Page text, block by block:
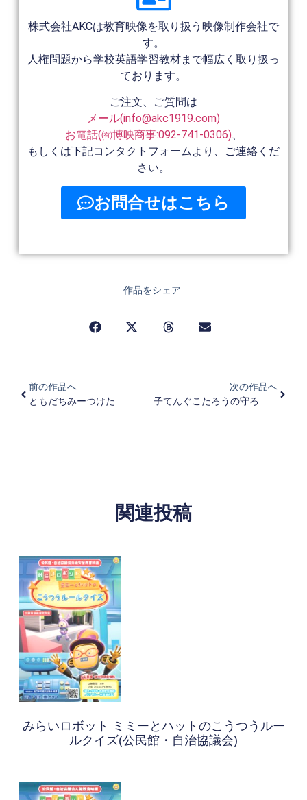
株式会社AKCは教育映像を取り扱う映像制作会社で
す。
人権問題から学校英語学習教材まで幅広く取り扱っ
ております。
ご注文、ご質問は
メール(info@akc1919.com)
お電話(㈲博映商事:092-741-0306)、
もしくは下記コンタクトフォームより、ご連絡くだ
さい。
お問合せはこちら
作品をシェア:
前の作品へ
ともだちみーつけた
次の作品へ
関連投稿
みらいロボット ミミーとハットのこうつうルー
ルクイズ(公民館・自治協議会)